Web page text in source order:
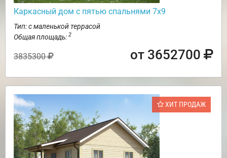
Каркасный дом с пятью спальнями 7х9
Тип: с маленькой террасой
Общая площадь: 2
3835300 от 3652700
ХИТ ПРОДАЖ